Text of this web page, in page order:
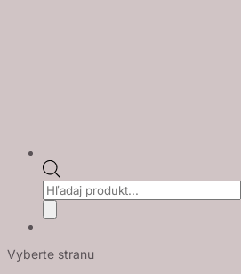
Products
search
Vyberte stranu